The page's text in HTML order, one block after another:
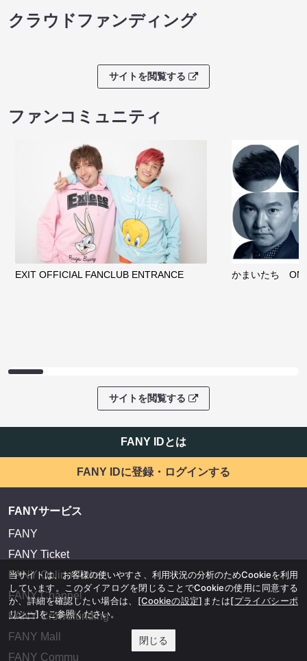
クラウドファンディング
サイトを閲覧する
ファンコミュニティ
EXIT OFFICIAL FANCLUB ENTRANCE かまいたち
サイトを閲覧する
FANY IDとは
FANY IDに登録・ログインする
FANYサービス
FANY
FANY Ticket
FANY Online Ticket
FANY Channel
FANY Crowdfunding
FANY Mall
FANY Commu
当サイトは、お客様の使いやすさ、利用状況の分析のためCookieを利用
しています。このダイアログを閉じることでCookieの使用に同意する
か、詳細を確認したい場合は、 [Cookieの設定] または[プライバシーポ
リシー]をご参照ください。
閉じる